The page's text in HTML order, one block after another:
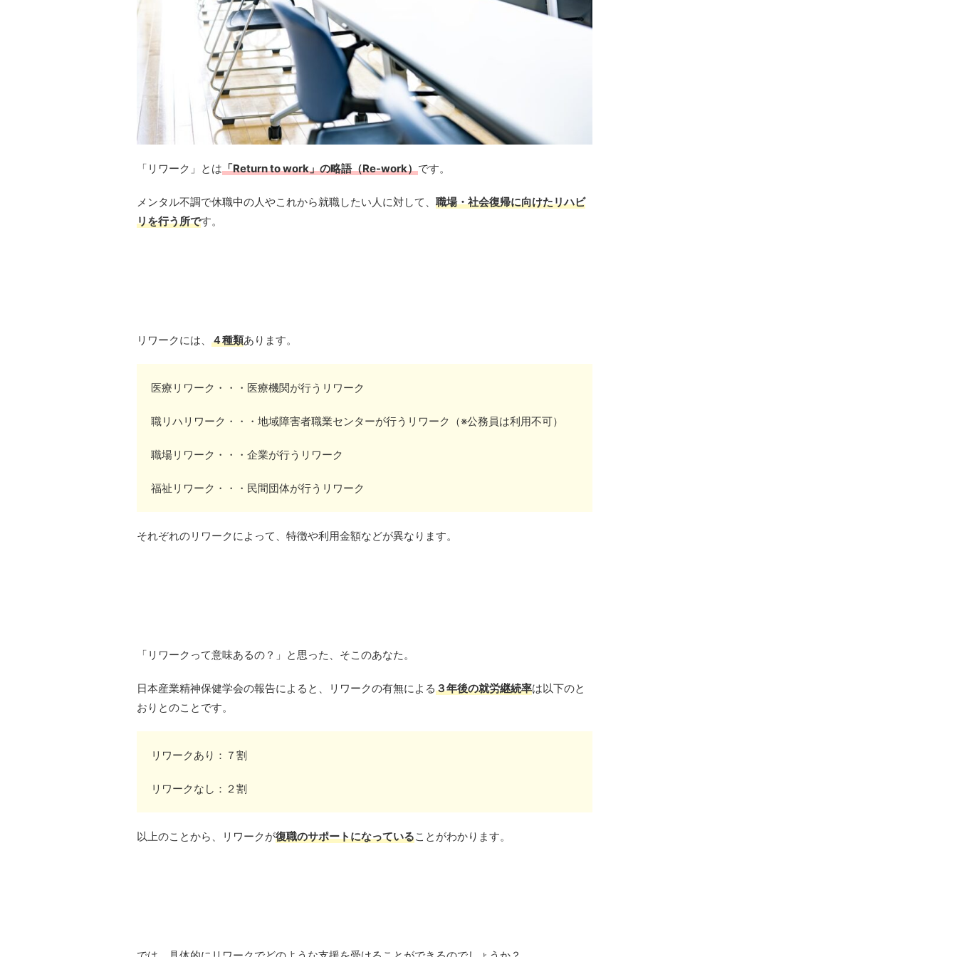
「リワーク」とは「Return to work」の略語（Re-work）です。
メンタル不調で休職中の人やこれから就職したい人に対して、 職場・社会復帰に向けたリハビ
リを行う所です。
リワークには、 ４種類あります。
医療リワーク・・・医療機関が行うリワーク
職リハリワーク・・・地域障害者職業センターが行うリワーク（※公務員は利用不可）
職場リワーク・・・企業が行うリワーク
福祉リワーク・・・民間団体が行うリワーク
それぞれのリワークによって、特徴や利用金額などが異なります。
「リワークって意味あるの？」と思った、そこのあなた。
日本産業精神保健学会の報告によると、リワークの有無による３年後の就労継続率は以下のと
おりとのことです。
リワークあり：７割
リワークなし：２割
以上のことから、リワークが復職のサポートになっていることがわかります。